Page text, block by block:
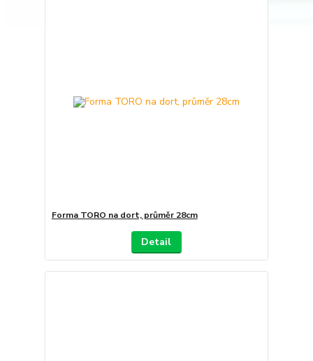
Forma TORO na dort, průměr 28cm
Detail